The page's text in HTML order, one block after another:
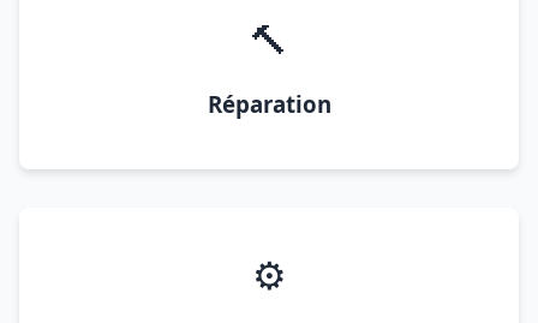
🔨
Réparation
⚙️